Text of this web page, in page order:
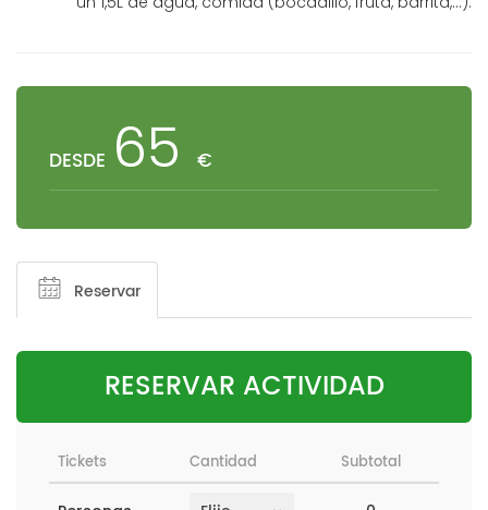
DESDE 65 €
Reservar
RESERVAR ACTIVIDAD
Tickets Cantidad Subtotal